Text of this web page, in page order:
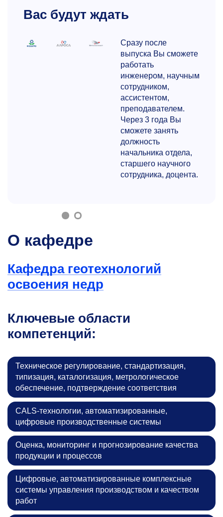
Вас будут ждать
Сразу после
выпуска Вы сможете
работать
инженером, научным
сотрудником,
ассистентом,
преподавателем.
Через 3 года Вы
сможете занять
должность
начальника отдела,
старшего научного
сотрудника, доцента.
О кафедре
Кафедра геотехнологий
освоения недр
Ключевые области
компетенций:
Техническое регулирование, стандартизация,
типизация, каталогизация, метрологическое
обеспечение, подтверждение соответствия
CALS-технологии, автоматизированные,
цифровые производственные системы
Оценка, мониторинг и прогнозирование качества
продукции и процессов
Цифровые, автоматизированные комплексные
системы управления производством и качеством
работ